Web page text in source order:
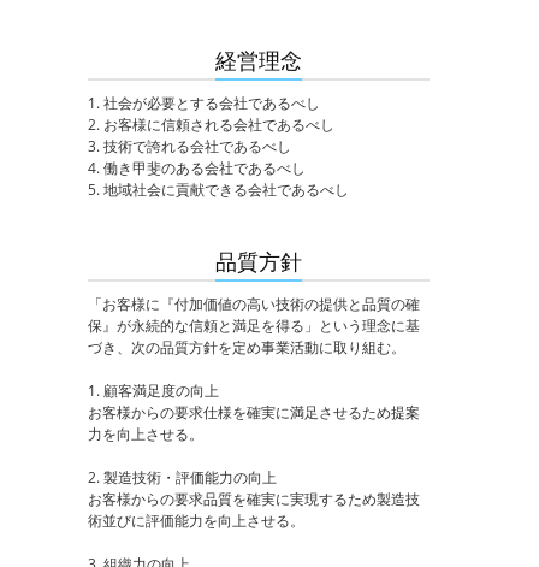
経営理念
1. 社会が必要とする会社であるべし
2. お客様に信頼される会社であるべし
3. 技術で誇れる会社であるべし
4. 働き甲斐のある会社であるべし
5. 地域社会に貢献できる会社であるべし
品質方針
「お客様に『付加価値の高い技術の提供と品質の確
保』が永続的な信頼と満足を得る」という理念に基
づき、次の品質方針を定め事業活動に取り組む。
1. 顧客満足度の向上
お客様からの要求仕様を確実に満足させるため提案
力を向上させる。
2. 製造技術・評価能力の向上
お客様からの要求品質を確実に実現するため製造技
術並びに評価能力を向上させる。